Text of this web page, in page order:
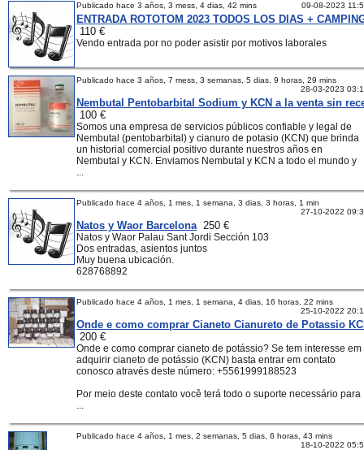
Publicado hace 3 años, 3 mess, 4 dias, 42 mins 09-08-2023
ENTRADA ROTOTOM 2023 TODOS LOS DIAS +
110 €
Vendo entrada por no poder asistir por motivos laborales
Publicado hace 3 años, 7 mess, 3 semanas, 5 dias, 9 horas, 29 mins
28-03-2023
Nembutal Pentobarbital Sodium y KCN a la venta sin
100 €
Somos una empresa de servicios públicos confiable y legal de
Nembutal (pentobarbital) y cianuro de potasio (KCN) que brinda
un historial comercial positivo durante nuestros años en
Nembutal y KCN. Enviamos Nembutal y KCN a todo el mundo y
...
Publicado hace 4 años, 1 mes, 1 semana, 3 dias, 3 horas, 1 min
27-10-2022
Natos y Waor Barcelona250 €
Natos y Waor Palau Sant Jordi Sección 103
Dos entradas, asientos juntos
Muy buena ubicación.
628768892
Publicado hace 4 años, 1 mes, 1 semana, 4 dias, 16 horas, 22 mins
25-10-2022
Onde e como comprar Cianeto Cianureto de Potassio
200 €
Onde e como comprar cianeto de potássio? Se tem interesse em
adquirir cianeto de potássio (KCN) basta entrar em contato
conosco através deste número: +5561999188523
Por meio deste contato você terá todo o suporte necessário para
...
Publicado hace 4 años, 1 mes, 2 semanas, 5 dias, 6 horas, 43 mins
18-10-2022